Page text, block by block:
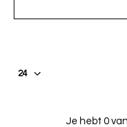
Je hebt 0